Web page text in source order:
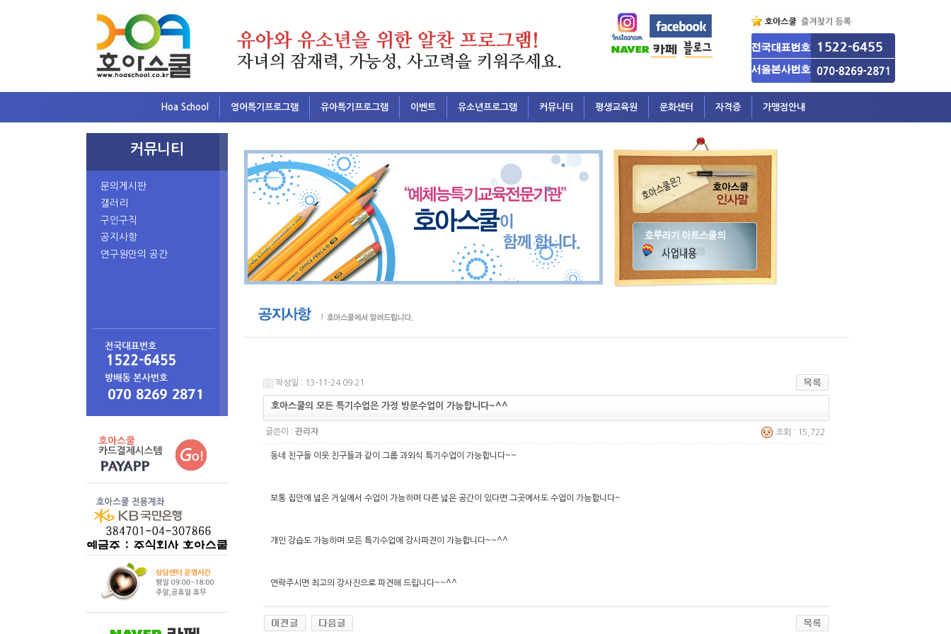
Hoa School 영어특기프로그램 유아특기프로그램 이벤트 유소년프로그램 커뮤니티 평생교육원 문화센터 자격증 가맹점안내
커뮤니티
문의게시판
갤러리
구인구직
공지사항
연구원만의 공간
작성일 : 13-11-24 09:21
호아스쿨의 모든 특기수업은 가정 방문수업이 가능합니다~^^
글쓴이 : 관리자 조회 : 15,722
동네 친구들 이웃 친구들과 같이 그룹 과외식 특기수업이 가능합니다~~
보통 집안에 넓은 거실에서 수업이 가능하며 다른 넓은 공간이 있다면 그곳에서도 수업이 가능합니다~
개인 강습도 가능하며 모든 특기수업에 강사파견이 가능합니다~~^^
연락주시면 최고의 강사진으로 파견해 드립니다~~^^